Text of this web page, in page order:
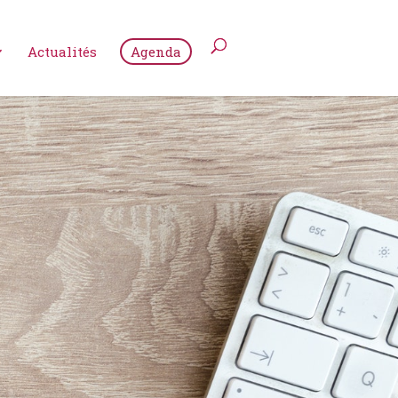
Actualités Agenda